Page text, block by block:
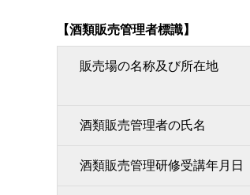
【酒類販売管理者標識】
販売場の名称及び所在地
酒類販売管理者の氏名
酒類販売管理研修受講年月日